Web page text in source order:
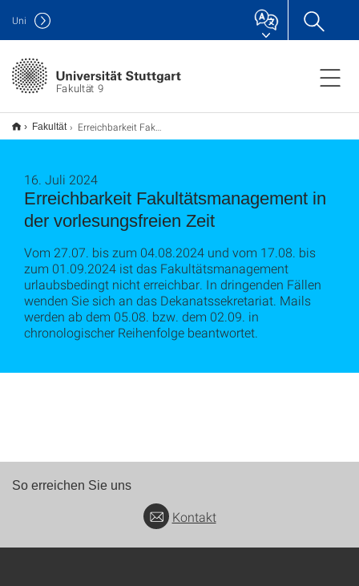
Fakultät 9
Uni
Fakultät Erreichbarkeit Fakultätsmanagement in der vorlesungsfreien Zeit
Erreichbarkeit Fakultätsmanagement in
der vorlesungsfreien Zeit
16. Juli 2024
Vom 27.07. bis zum 04.08.2024 und vom 17.08. bis
zum 01.09.2024 ist das Fakultätsmanagement
urlaubsbedingt nicht erreichbar. In dringenden Fällen
wenden Sie sich an das Dekanatssekretariat. Mails
werden ab dem 05.08. bzw. dem 02.09. in
chronologischer Reihenfolge beantwortet.
So erreichen Sie uns
Kontakt